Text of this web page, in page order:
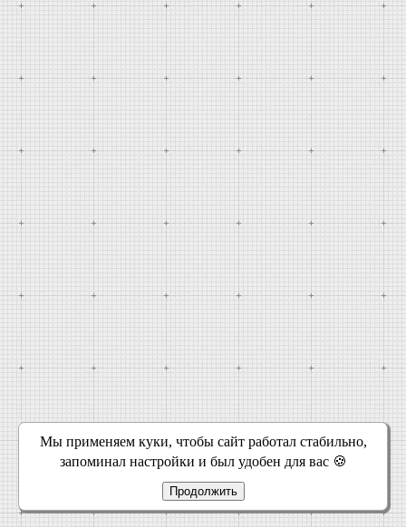
Мы применяем куки, чтобы сайт работал стабильно,
запоминал настройки и был удобен для вас 🍪
Продолжить